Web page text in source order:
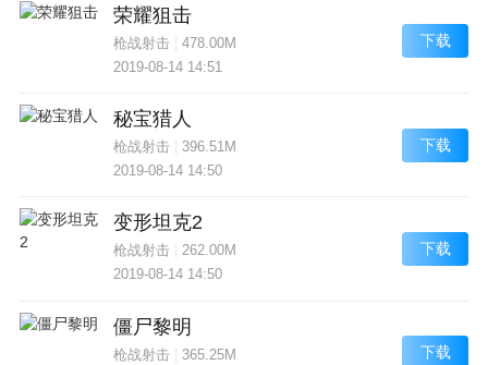
荣耀狙击
枪战射击
478.00M
2019-08-14 14:51
下载
秘宝猎人
枪战射击
396.51M
2019-08-14 14:50
下载
变形坦克2
枪战射击
262.00M
2019-08-14 14:50
下载
僵尸黎明
枪战射击
365.25M
下载